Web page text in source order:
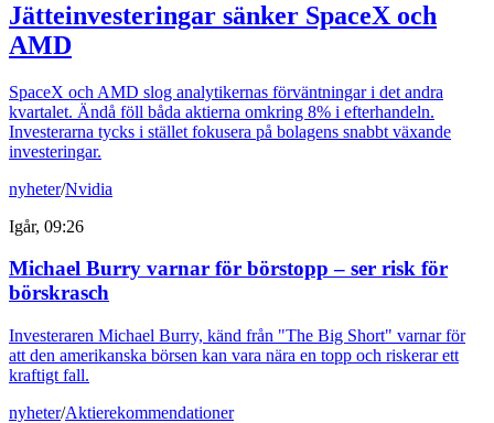
Jätteinvesteringar sänker SpaceX och
AMD
SpaceX och AMD slog analytikernas förväntningar i det andra
kvartalet. Ändå föll båda aktierna omkring 8% i efterhandeln.
Investerarna tycks i stället fokusera på bolagens snabbt växande
investeringar.
nyheter/Nvidia
Igår, 09:26
Michael Burry varnar för börstopp – ser risk för
börskrasch
Investeraren Michael Burry, känd från "The Big Short" varnar för
att den amerikanska börsen kan vara nära en topp och riskerar ett
kraftigt fall.
nyheter/Aktierekommendationer